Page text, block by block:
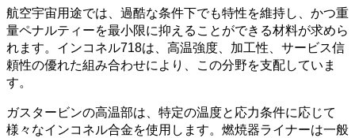
航空宇宙用途では、過酷な条件下でも特性を維持し、かつ重
量ペナルティーを最小限に抑えることができる材料が求めら
れます。インコネル718は、高温強度、加工性、サービス信
頼性の優れた組み合わせにより、この分野を支配していま
す。
ガスタービンの高温部は、特定の温度と応力条件に応じて
様々なインコネル合金を使用します。燃焼器ライナーは一般